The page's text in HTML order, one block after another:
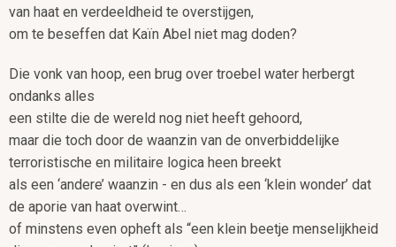
van haat en verdeeldheid te overstijgen,
om te beseffen dat Kaïn Abel niet mag doden?
Die vonk van hoop, een brug over troebel water herbergt
ondanks alles
een stilte die de wereld nog niet heeft gehoord,
maar die toch door de waanzin van de onverbiddelijke
terroristische en militaire logica heen breekt
als een ‘andere’ waanzin - en dus als een ‘klein wonder’ dat
de aporie van haat overwint…
of minstens even opheft als “een klein beetje menselijkheid